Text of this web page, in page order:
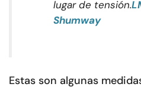
lugar de tensión.
Shumway
Estas son algunas